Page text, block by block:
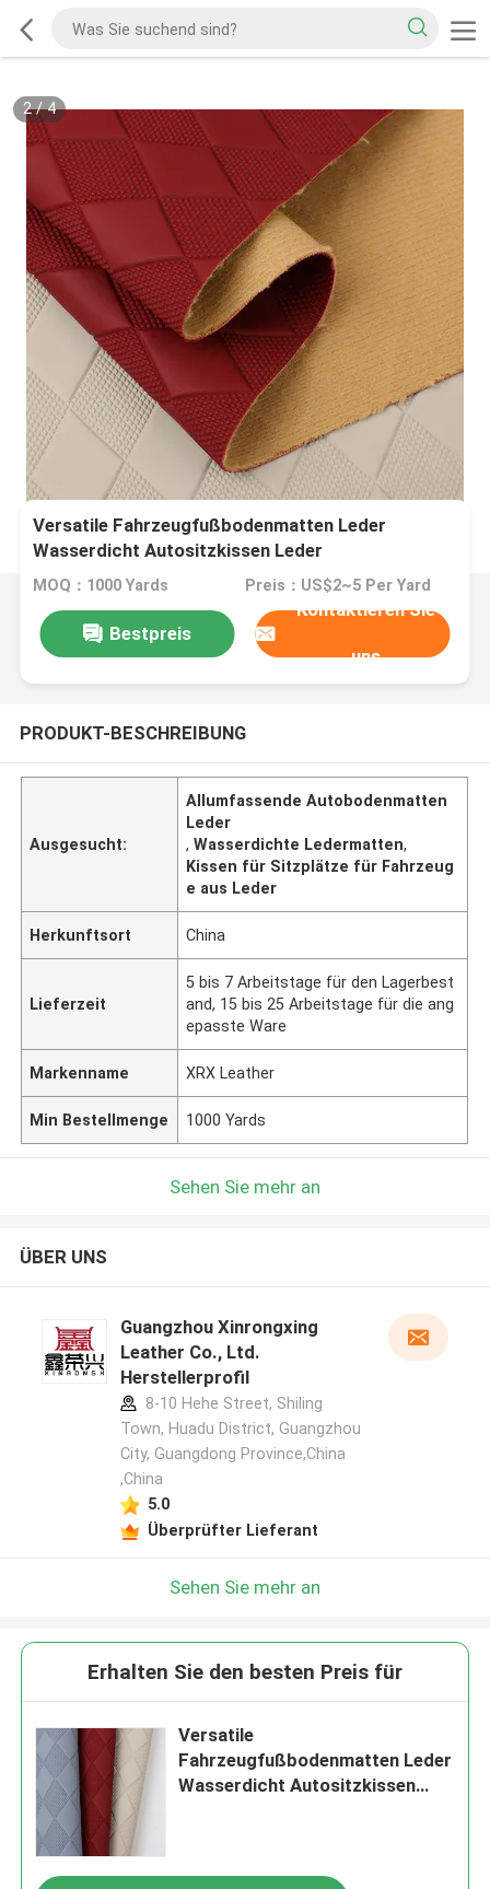
2/4
Versatile Fahrzeugfußbodenmatten Leder
Wasserdicht Autositzkissen Leder
MOQ：1000 Yards Preis：US$2~5 Per Yard
Bestpreis
Kontaktieren Sie
uns
PRODUKT-BESCHREIBUNG
Ausgesucht:
Allumfassende Autobodenmatten
Leder
,Wasserdichte Ledermatten,
Kissen für Sitzplätze für Fahrzeug
e aus Leder
Herkunftsort China
Lieferzeit
5 bis 7 Arbeitstage für den Lagerbest
and, 15 bis 25 Arbeitstage für die ang
epasste Ware
Markenname XRX Leather
Min Bestellmenge 1000 Yards
Sehen Sie mehr an
ÜBER UNS
Guangzhou Xinrongxing
Leather Co., Ltd.
Herstellerprofil
8-10 Hehe Street, Shiling
Town, Huadu District, Guangzhou
City, Guangdong Province,China
,China
5.0
Überprüfter Lieferant
Sehen Sie mehr an
Erhalten Sie den besten Preis für
Versatile
Fahrzeugfußbodenmatten Leder
Wasserdicht Autositzkissen